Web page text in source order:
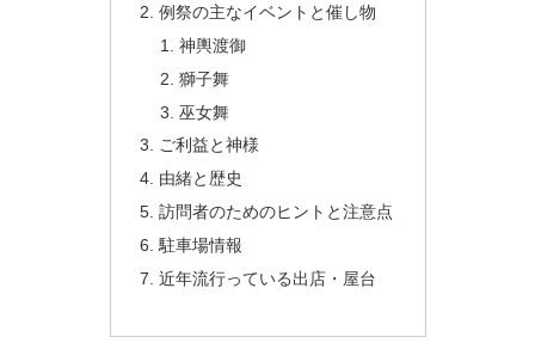
例祭の主なイベントと催し物
神輿渡御
獅子舞
巫女舞
ご利益と神様
由緒と歴史
訪問者のためのヒントと注意点
駐車場情報
近年流行っている出店・屋台